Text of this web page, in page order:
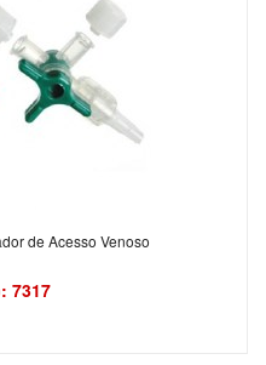
de Acesso Venoso
7317